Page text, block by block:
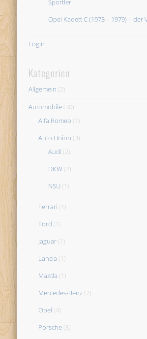
Sportler
Opel Kadett C (1973 – 1979) – der
Login
Kategorien
Allgemein (2)
Automobile (30)
Alfa Romeo (1)
Auto Union (3)
Audi (2)
DKW (2)
NSU (1)
Ferrari (1)
Ford (1)
Jaguar (1)
Lancia (1)
Mazda (1)
Mercedes-Benz (2)
Opel (4)
Porsche (5)